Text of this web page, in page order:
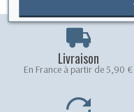
Livraison
En France à partir de 5,90 €